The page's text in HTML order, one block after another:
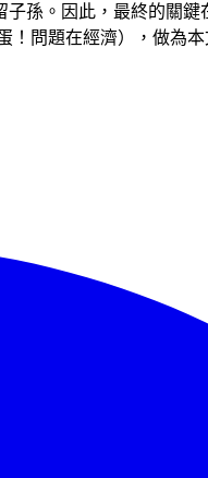
孫。因此，最終的關
！問題在經濟），做為本